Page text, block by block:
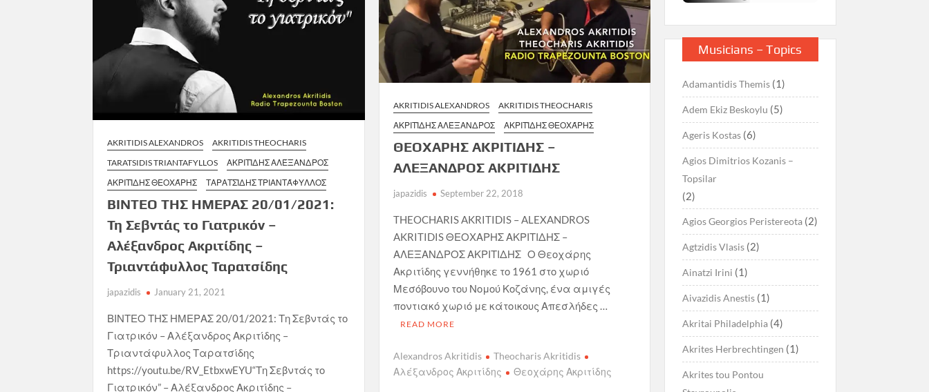
AKRITIDIS ALEXANDROS
AKRITIDIS THEOCHARIS
TARATSIDIS TRIANTAFYLLOS
ΑΚΡΙΤΊΔΗΣ ΑΛΈΞΑΝΔΡΟΣ
ΑΚΡΙΤΊΔΗΣ ΘΕΟΧΆΡΗΣ
ΤΑΡΑΤΣΊΔΗΣ ΤΡΙΑΝΤΆΦΥΛΛΟΣ
ΒΙΝΤΕΟ ΤΗΣ ΗΜΕΡΑΣ 20/01/2021:
Τη Σεβντάς το Γιατρικόν –
Αλέξανδρος Ακριτίδης –
Τριαντάφυλλος Ταρατσίδης
japazidis January 21, 2021
ΒΙΝΤΕΟ ΤΗΣ ΗΜΕΡΑΣ 20/01/2021: Τη Σεβντάς το
Γιατρικόν – Αλέξανδρος Ακριτίδης –
Τριαντάφυλλος Ταρατσίδης
https://youtu.be/RV_EtbxwEYU“Τη Σεβντάς το
Γιατρικόν” – Αλέξανδρος Ακριτίδης –
AKRITIDIS ALEXANDROS
AKRITIDIS THEOCHARIS
ΑΚΡΙΤΊΔΗΣ ΑΛΈΞΑΝΔΡΟΣ
ΑΚΡΙΤΊΔΗΣ ΘΕΟΧΆΡΗΣ
ΘΕΟΧΑΡΗΣ ΑΚΡΙΤΙΔΗΣ –
ΑΛΕΞΑΝΔΡΟΣ ΑΚΡΙΤΙΔΗΣ
japazidis September 22, 2018
THEOCHARIS AKRITIDIS – ALEXANDROS
AKRITIDIS ΘΕΟΧΑΡΗΣ ΑΚΡΙΤΙΔΗΣ –
ΑΛΕΞΑΝΔΡΟΣ ΑΚΡΙΤΙΔΗΣ Ο Θεοχάρης
Ακριτίδης γεννήθηκε το 1961 στο χωριό
Μεσόβουνο του Νομού Κοζάνης, ένα αμιγές
ποντιακό χωριό με κάτοικους Απεσλήδες …
READ MORE
Alexandros Akritidis
Theocharis Akritidis
Αλέξανδρος Ακριτίδης
Θεοχάρης Ακριτίδης
Musicians – Topics
Adamantidis Themis(1)
Adem Ekiz Beskoylu (5)
Ageris Kostas(6)
Agios Dimitrios Kozanis –
Topsilar
(2)
Agios Georgios Peristereota(2)
Agtzidis Vlasis(2)
Ainatzi Irini (1)
Aivazidis Anestis(1)
Akritai Philadelphia(4)
Akrites Herbrechtingen (1)
Akrites tou Pontou